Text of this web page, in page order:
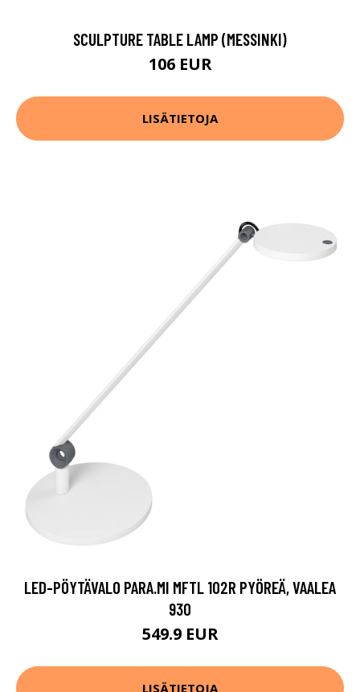
SCULPTURE TABLE LAMP (MESSINKI)
106 EUR
LISÄTIETOJA
LED-PÖYTÄVALO PARA.MI MFTL 102R PYÖREÄ, VAALEA
930
549.9 EUR
LISÄTIETOJA